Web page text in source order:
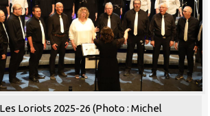
Loriots 2025-26 (Photo : Michel